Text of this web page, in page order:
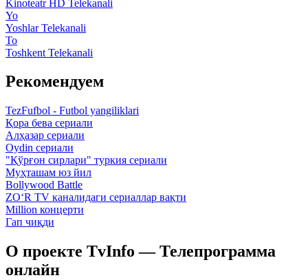
Kinoteatr HD Telekanali
Yo
Yoshlar Telekanali
To
Toshkent Telekanali
Рекомендуем
TezFufbol - Futbol yangiliklari
Қора бева сериали
Алҳазар сериали
Oydin сериали
"Қўрғон сирлари" туркия сериали
Муҳташам юз йил
Bollywood Battle
ZO‘R TV каналидаги сериаллар вақти
Million концерти
Гап чиқди
О проекте TvInfo — Телепрограмма
онлайн